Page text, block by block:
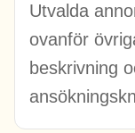
Utvalda
ovanför
beskrivning